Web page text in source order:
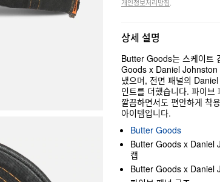
개인정보처리방침
상세 설명
Butter Goods는 스케이트
Goods x Daniel Johnston
냈으며, 전면 패널의
인트를 더했습니다. 파이브
깔끔하면서도 편안하게 착
아이템입니다.
Butter Goods
Butter Goods x Daniel
캡
Butter Goods x Daniel